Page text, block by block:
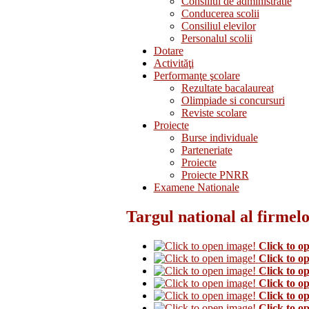
Conducerea scolii
Consiliul elevilor
Personalul scolii
Dotare
Activităţi
Performanţe şcolare
Rezultate bacalaureat
Olimpiade si concursuri
Reviste scolare
Proiecte
Burse individuale
Parteneriate
Proiecte
Proiecte PNRR
Examene Nationale
Targul national al
Click to
Click to
Click to
Click to
Click to